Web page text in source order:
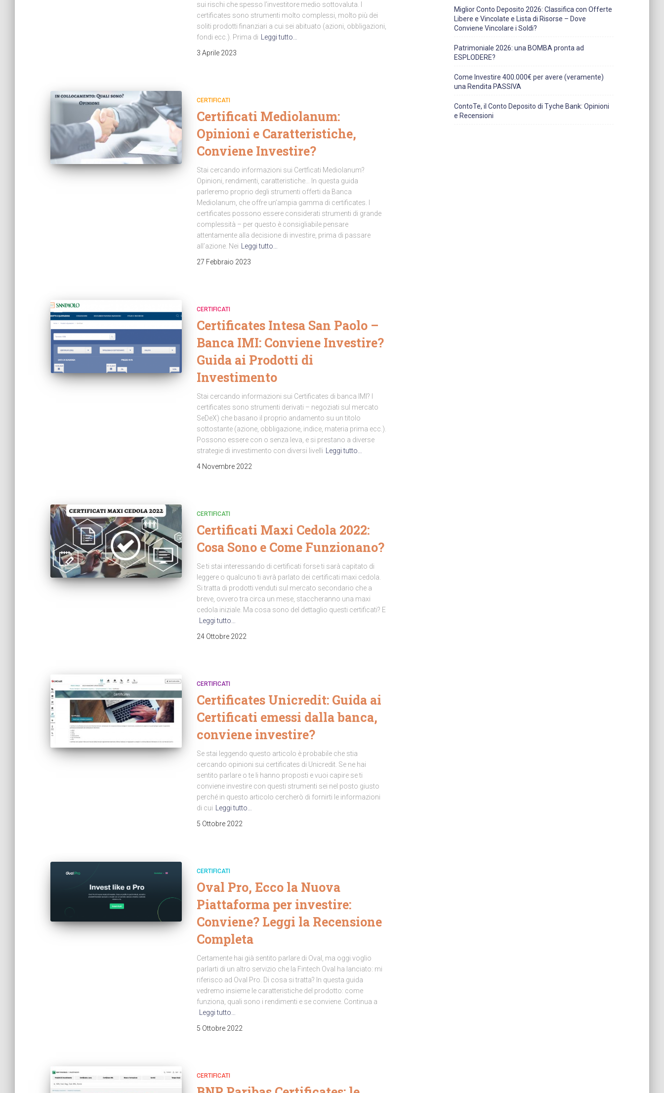
sui rischi che spesso l’investitore medio sottovaluta. I
certificates sono strumenti molto complessi, molto più dei
soliti prodotti finanziari a cui sei abituato (azioni, obbligazioni,
fondi ecc.). Prima di
Leggi tutto…
3 Aprile 2023
CERTIFICATI
Certificati Mediolanum:
Opinioni e Caratteristiche,
Conviene Investire?
Stai cercando informazioni sui Certficati Mediolanum?
Opinioni, rendimenti, caratteristiche… In questa guida
parleremo proprio degli strumenti offerti da Banca
Mediolanum, che offre un’ampia gamma di certificates. I
certificates possono essere considerati strumenti di grande
complessità – per questo è consigliabile pensare
attentamente alla decisione di investire, prima di passare
all’azione. Nei
Leggi tutto…
27 Febbraio 2023
CERTIFICATI
Certificates Intesa San Paolo –
Banca IMI: Conviene Investire?
Guida ai Prodotti di
Investimento
Stai cercando informazioni sui Certificates di banca IMI? I
certificates sono strumenti derivati – negoziati sul mercato
SeDeX) che basano il proprio andamento su un titolo
sottostante (azione, obbligazione, indice, materia prima ecc.).
Possono essere con o senza leva, e si prestano a diverse
strategie di investimento con diversi livelli
Leggi tutto…
4 Novembre 2022
CERTIFICATI
Certificati Maxi Cedola 2022:
Cosa Sono e Come Funzionano?
Se ti stai interessando di certificati forse ti sarà capitato di
leggere o qualcuno ti avrà parlato dei certificati maxi cedola.
Si tratta di prodotti venduti sul mercato secondario che a
breve, ovvero tra circa un mese, staccheranno una maxi
cedola iniziale. Ma cosa sono del dettaglio questi certificati? E
Leggi tutto…
24 Ottobre 2022
CERTIFICATI
Certificates Unicredit: Guida ai
Certificati emessi dalla banca,
conviene investire?
Se stai leggendo questo articolo è probabile che stia
cercando opinioni sui certificates di Unicredit. Se ne hai
sentito parlare o te li hanno proposti e vuoi capire se ti
conviene investire con questi strumenti sei nel posto giusto
perché in questo articolo cercherò di fornirti le informazioni
di cui
Leggi tutto…
5 Ottobre 2022
CERTIFICATI
Oval Pro, Ecco la Nuova
Piattaforma per investire:
Conviene? Leggi la Recensione
Completa
Certamente hai già sentito parlare di Oval, ma oggi voglio
parlarti di un altro servizio che la Fintech Oval ha lanciato: mi
riferisco ad Oval Pro. Di cosa si tratta? In questa guida
vedremo insieme le caratteristiche del prodotto: come
funziona, quali sono i rendimenti e se conviene. Continua a
Leggi tutto…
5 Ottobre 2022
CERTIFICATI
Miglior Conto Deposito 2026: Classifica con Offerte
Libere e Vincolate e Lista di Risorse – Dove
Conviene Vincolare i Soldi?
Patrimoniale 2026: una BOMBA pronta ad
ESPLODERE?
Come Investire 400.000€ per avere (veramente)
una Rendita PASSIVA
ContoTe, il Conto Deposito di Tyche Bank: Opinioni
e Recensioni